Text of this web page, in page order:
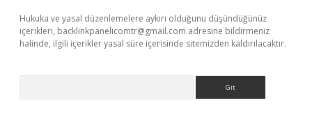
Hukuka ve yasal düzenlemelere aykırı olduğunu düşündüğünüz
içerikleri, backlinkpanelicomtr@gmail.com adresine bildirmeniz
halinde, ilgili içerikler yasal süre içerisinde sitemizden kaldırılacaktır.